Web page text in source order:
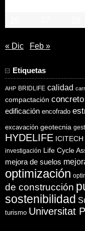
« Dic Feb »
Etiquetas
AHP BRIDLIFE calidad
compactación concreto
edificación encofrado
excavación geotecnia
HYDELIFE ICITECH
investigación Life Cycle
mejora de suelos
optimización
de construcción
sostenibilidad
turismo Universitat